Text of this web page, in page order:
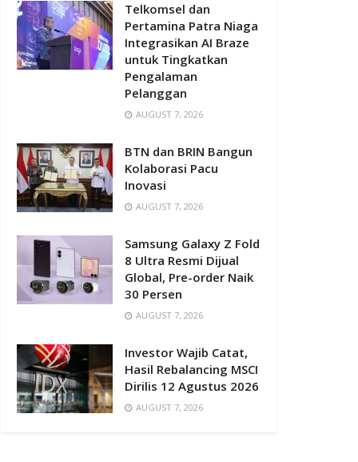
Telkomsel dan
Pertamina Patra Niaga
Integrasikan AI Braze
untuk Tingkatkan
Pengalaman
Pelanggan
AUGUST 7, 2026
BTN dan BRIN Bangun
Kolaborasi Pacu
Inovasi
AUGUST 7, 2026
Samsung Galaxy Z Fold
8 Ultra Resmi Dijual
Global, Pre-order Naik
30 Persen
AUGUST 7, 2026
Investor Wajib Catat,
Hasil Rebalancing MSCI
Dirilis 12 Agustus 2026
AUGUST 7, 2026